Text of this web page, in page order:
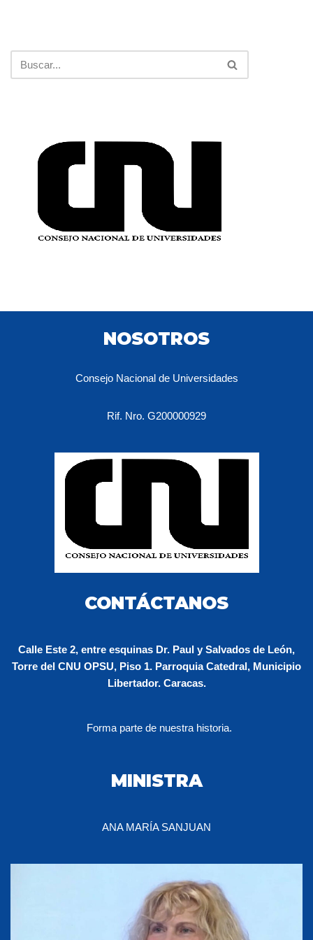
NOSOTROS
Consejo Nacional de Universidades
Rif. Nro. G200000929
CONTÁCTANOS
Calle Este 2, entre esquinas Dr. Paul y Salvados de León,
Torre del CNU OPSU, Piso 1. Parroquia Catedral, Municipio
Libertador. Caracas.
Forma parte de nuestra historia.
MINISTRA
ANA MARÍA SANJUAN